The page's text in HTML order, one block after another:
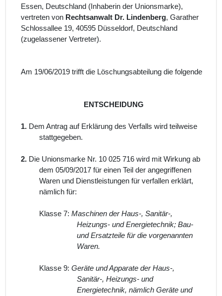
Essen, Deutschland (Inhaberin der Unionsmarke),
vertreten von Rechtsanwalt Dr. Lindenberg, Garather
Schlossallee 19, 40595 Düsseldorf, Deutschland
(zugelassener Vertreter).
Am 19/06/2019 trifft die Löschungsabteilung die folgende
ENTSCHEIDUNG
1. Dem Antrag auf Erklärung des Verfalls wird teilweise
stattgegeben.
2. Die Unionsmarke Nr. 10 025 716 wird mit Wirkung ab
dem 05/09/2017 für einen Teil der angegriffenen
Waren und Dienstleistungen für verfallen erklärt,
nämlich für:
Klasse 7:Maschinen der Haus-, Sanitär-,
Heizungs- und Energietechnik; Bau-
und Ersatzteile für die vorgenannten
Waren.
Klasse 9:Geräte und Apparate der Haus-,
Sanitär-, Heizungs- und
Energietechnik, nämlich Geräte und